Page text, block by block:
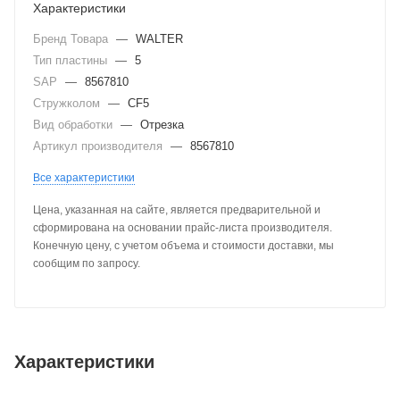
Характеристики
Бренд Товара — WALTER
Тип пластины — 5
SAP
— 8567810
Стружколом
— CF5
Вид обработки — Отрезка
Артикул производителя
— 8567810
Все характеристики
Цена, указанная на сайте, является предварительной и
сформирована на основании прайс-листа производителя.
Конечную цену, с учетом объема и стоимости доставки, мы
сообщим по запросу.
Характеристики